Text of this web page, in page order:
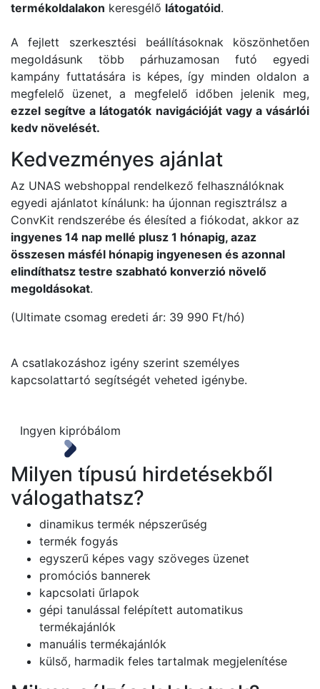
termékoldalakon keresgélő látogatóid.
A fejlett szerkesztési beállításoknak köszönhetően
megoldásunk több párhuzamosan futó egyedi
kampány futtatására is képes, így minden oldalon a
megfelelő üzenet, a megfelelő időben jelenik meg,
ezzel segítve a látogatók navigációját vagy a vásárlói
kedv növelését.
Kedvezményes ajánlat
Az UNAS webshoppal rendelkező felhasználóknak
egyedi ajánlatot kínálunk: ha újonnan regisztrálsz a
ConvKit rendszerébe és élesíted a fiókodat, akkor az
ingyenes 14 nap mellé plusz 1 hónapig, azaz
összesen másfél hónapig ingyenesen és azonnal
elindíthatsz testre szabható konverzió növelő
megoldásokat.
(Ultimate csomag eredeti ár: 39 990 Ft/hó)
A csatlakozáshoz igény szerint személyes
kapcsolattartó segítségét veheted igénybe.
Ingyen kipróbálom
Milyen típusú hirdetésekből
válogathatsz?
dinamikus termék népszerűség
termék fogyás
egyszerű képes vagy szöveges üzenet
promóciós bannerek
kapcsolati űrlapok
gépi tanulással felépített automatikus
termékajánlók
manuális termékajánlók
külső, harmadik feles tartalmak megjelenítése